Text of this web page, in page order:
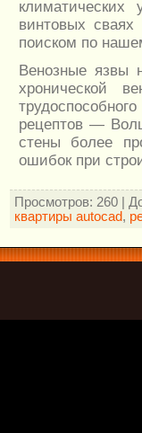
винтовых сваях
поиском по
Венозные язвы
хронической
рецептов —
стены более
ошибок при
Просмотров: 260 |
квартиры autocad,